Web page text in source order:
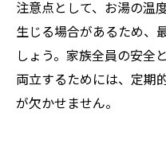
注意点として、お湯の温
生じる場合があるため、
しょう。家族全員の安全
両立するためには、定期
が欠かせません。